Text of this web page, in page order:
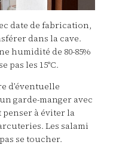
date de fabrication,
dans la cave.
humidité de 80-85%
pas les 15°C.
d’éventuelle
garde-manger avec
à éviter la
Les salami
se toucher.